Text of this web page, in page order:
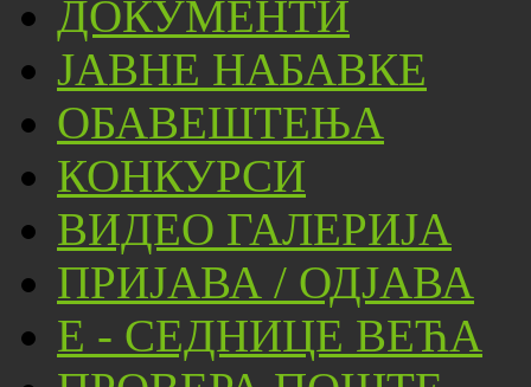
ДОКУМЕНТИ
ЈАВНЕ НАБАВКЕ
ОБАВЕШТЕЊА
КОНКУРСИ
ВИДЕО ГАЛЕРИЈА
ПРИЈАВА / ОДЈАВА
Е - СЕДНИЦЕ ВЕЋА